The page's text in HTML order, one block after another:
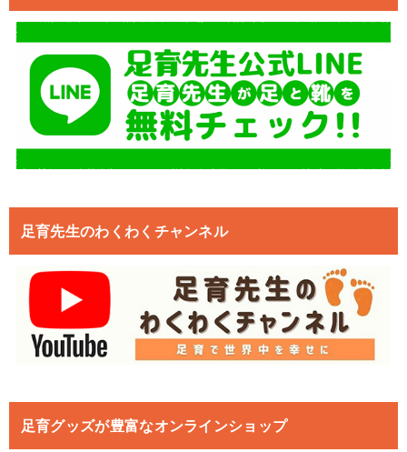
足育先生のわくわくチャンネル
足育グッズが豊富なオンラインショップ